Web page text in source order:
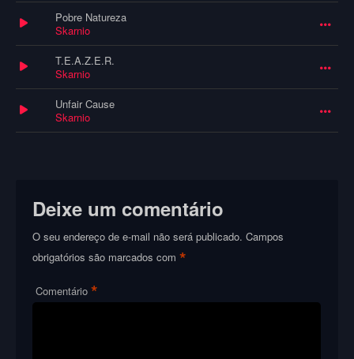
Pobre Natureza
Skarnio
T.E.A.Z.E.R.
Skarnio
Unfair Cause
Skarnio
Deixe um comentário
O seu endereço de e-mail não será publicado. Campos
obrigatórios são marcados com*
Comentário *